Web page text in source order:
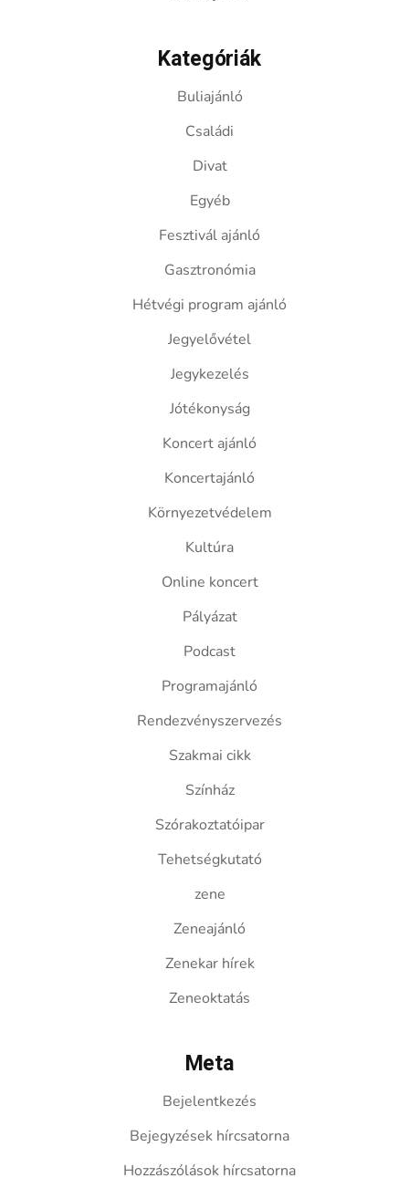
Kategóriák
Buliajánló
Családi
Divat
Egyéb
Fesztivál ajánló
Gasztronómia
Hétvégi program ajánló
Jegyelővétel
Jegykezelés
Jótékonyság
Koncert ajánló
Koncertajánló
Környezetvédelem
Kultúra
Online koncert
Pályázat
Podcast
Programajánló
Rendezvényszervezés
Szakmai cikk
Színház
Szórakoztatóipar
Tehetségkutató
zene
Zeneajánló
Zenekar hírek
Zeneoktatás
Meta
Bejelentkezés
Bejegyzések hírcsatorna
Hozzászólások hírcsatorna